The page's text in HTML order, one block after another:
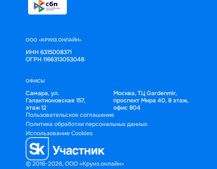
ООО «КРУИЗ.ОНЛАЙН»
ИНН 6315008371
ОГРН 1166313053048
ОФИСЫ
Самара, ул.
Галактионовская 157,
этаж 12
Москва, ТЦ Gardenmir,
проспект Мира 40, 8 этаж,
офис 804
© 2016-2026, ООО «Круиз.онлайн»
Пользовательское соглашение
Политика обработки персональных данных
Использование Cookies